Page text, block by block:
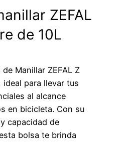
ZEFAL
de 10L
Manillar ZEFAL Z
ideal para llevar tus
al alcance
en bicicleta. Con su
capacidad de
bolsa te brinda